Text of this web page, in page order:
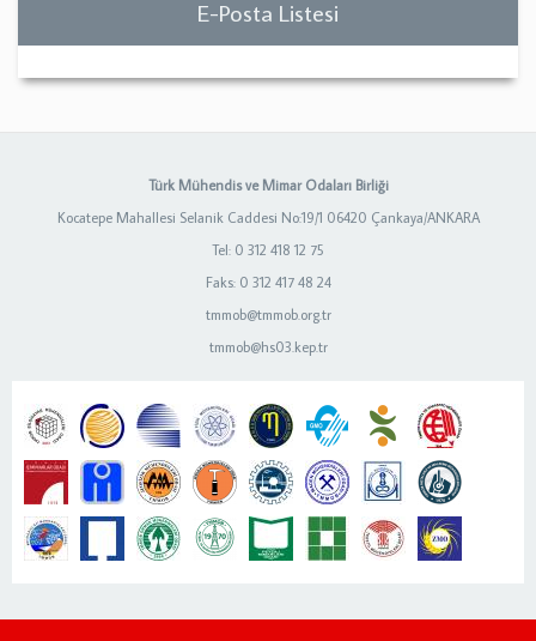
E-Posta Listesi
Türk Mühendis ve Mimar Odaları Birliği
Kocatepe Mahallesi Selanik Caddesi No:19/1 06420 Çankaya/ANKARA
Tel: 0 312 418 12 75
Faks: 0 312 417 48 24
tmmob@tmmob.org.tr
tmmob@hs03.kep.tr